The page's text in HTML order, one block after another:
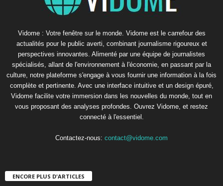
Vidome : Votre fenêtre sur le monde. Vidome est le carrefour des
actualités pour le public averti, combinant journalisme rigoureux et
perspectives innovantes. Alimenté par une équipe de journalistes
spécialisés, allant de l'environnement à l'économie, en passant par la
culture, notre plateforme s'engage à vous fournir une information à la fois
complète et pertinente. Avec une interface intuitive et un design épuré,
Vidome facilite votre immersion dans les nouvelles du monde, tout en
vous proposant des analyses profondes. Ouvrez Vidome, et restez
connecté à l'essentiel.
Contactez-nous: contact@vidome.com
ENCORE PLUS D'ARTICLES